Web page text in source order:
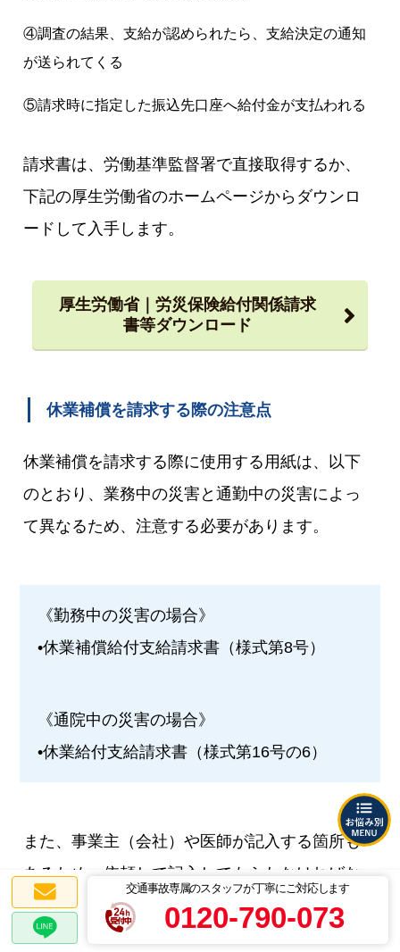
交通事故専属のスタッフが丁寧にご対応します
0120-790-073
④調査の結果、支給が認められたら、支給決定の通知
が送られてくる
⑤請求時に指定した振込先口座へ給付金が支払われる
請求書は、労働基準監督署で直接取得するか、
下記の厚生労働省のホームページからダウンロ
ードして入手します。
厚生労働省｜労災保険給付関係請求
書等ダウンロード
休業補償を請求する際の注意点
休業補償を請求する際に使用する用紙は、以下
のとおり、業務中の災害と通勤中の災害によっ
て異なるため、注意する必要があります。
《勤務中の災害の場合》
•休業補償給付支給請求書（様式第8号）
《通院中の災害の場合》
•休業給付支給請求書（様式第16号の6）
また、事業主（会社）や医師が記入する箇所も
あるため、依頼して記入してもらわなければな
りません。